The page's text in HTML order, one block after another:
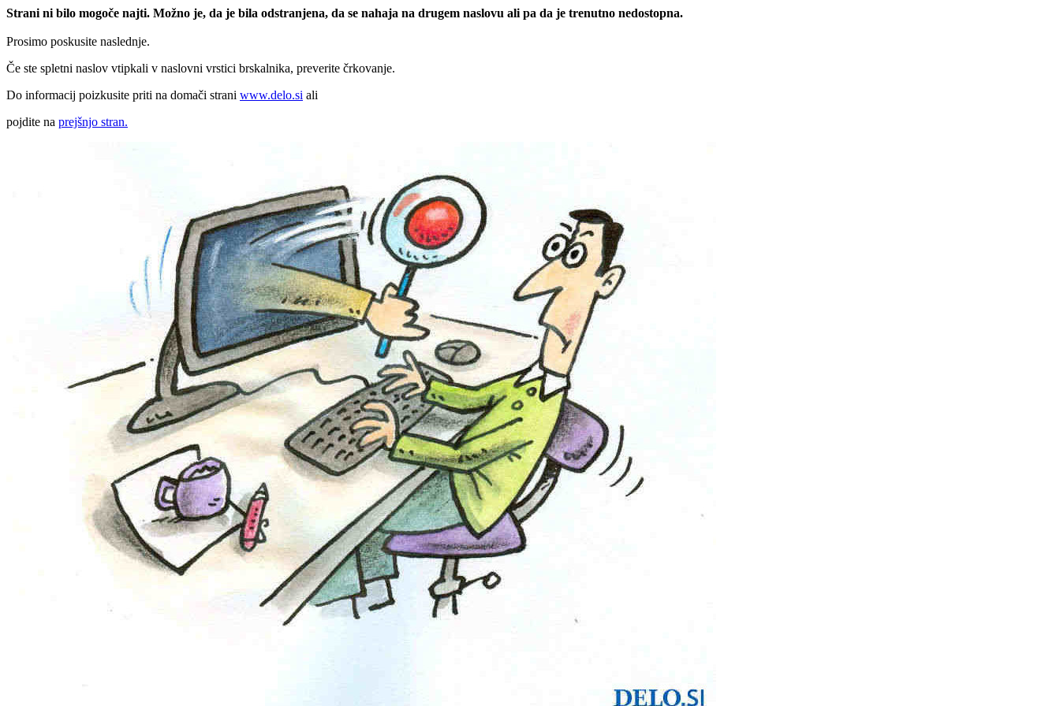
Strani ni bilo mogoče najti. Možno je, da je bila odstranjena, da se nahaja na drugem naslovu ali pa da je trenutno nedostopna.
Prosimo poskusite naslednje.
Če ste spletni naslov vtipkali v naslovni vrstici brskalnika, preverite črkovanje.
Do informacij poizkusite priti na domači strani www.delo.si ali
pojdite na prejšnjo stran.